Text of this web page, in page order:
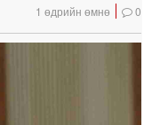
1 өдрийн өмнө 0